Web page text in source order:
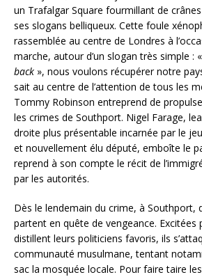
un Trafalgar Square fourmillant de
ses slogans belliqueux. Cette foule
rassemblée au centre de Londres à
marche, autour d’un slogan très simple : «
back », nous voulons récupérer notre
sait au centre de l’attention de tous les
Tommy Robinson entreprend de
les crimes de Southport. Nigel Farage,
droite plus présentable incarnée par le
et nouvellement élu député, emboîte le
reprend à son compte le récit de
par les autorités.
Dès le lendemain du crime, à Southport,
partent en quête de vengeance. Excitées
distillent leurs politiciens favoris, ils
communauté musulmane, tentant
sac la mosquée locale. Pour faire taire